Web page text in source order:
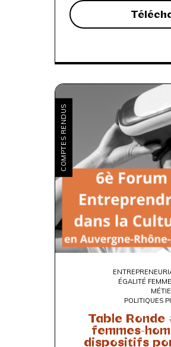
COMPTES RENDUS
ÉGALITÉ
POLITIQUES
Table Ronde
femmes-
dispositifs